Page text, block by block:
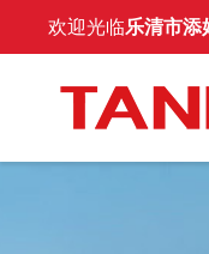
欢迎光临乐清市添